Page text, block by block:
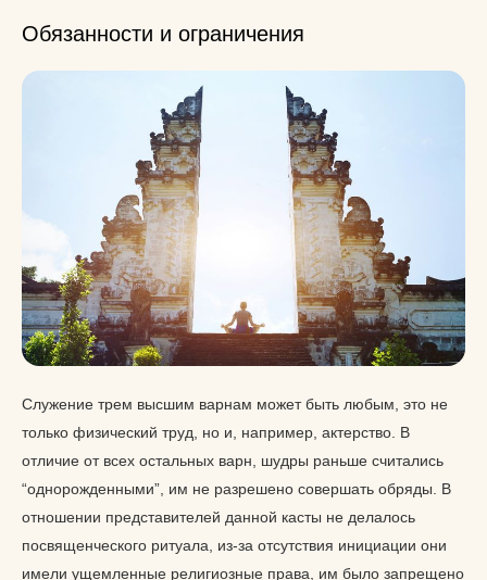
Обязанности и ограничения
Служение трем высшим варнам может быть любым, это не
только физический труд, но и, например, актерство. В
отличие от всех остальных варн, шудры раньше считались
“однорожденными”, им не разрешено совершать обряды. В
отношении представителей данной касты не делалось
посвященческого ритуала, из-за отсутствия инициации они
имели ущемленные религиозные права, им было запрещено